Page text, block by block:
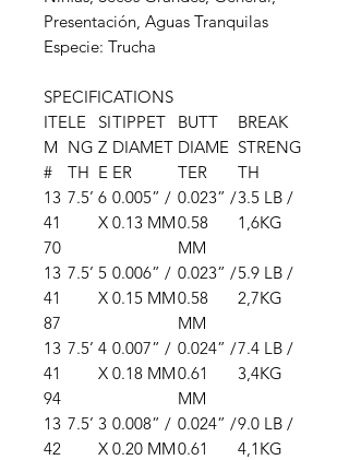
Presentación, Aguas Tranquilas
Especie: Trucha
SPECIFICATIONS
ITE
M
#
LE
NG
TH
SI
Z
E
TIPPET
DIAMET
ER
BUTT
DIAME
TER
BREAK
STRENG
TH
13
41
70
7.5’ 6
X
0.005” /
0.13 MM
0.023” /
0.58
MM
3.5 LB /
1,6KG
13
41
87
7.5’ 5
X
0.006” /
0.15 MM
0.023” /
0.58
MM
5.9 LB /
2,7KG
13
41
94
7.5’ 4
X
0.007” /
0.18 MM
0.024” /
0.61
MM
7.4 LB /
3,4KG
13
42
7.5’ 3
X
0.008” /
0.20 MM
0.024” /
0.61
9.0 LB /
4,1KG